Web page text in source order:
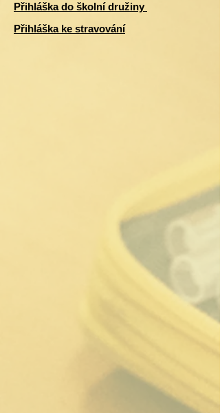
Přihláška do školní družiny
Přihláška ke stravování